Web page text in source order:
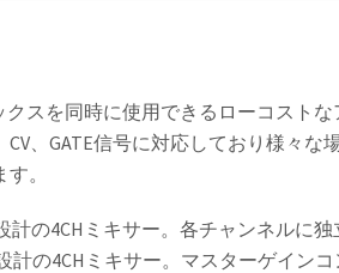
クスを同時に使用できるローコスト
、GATE信号に対応しており様々
。
計の4CHミキサー。各チャンネルに
計の4CHミキサー。マスターゲインコ